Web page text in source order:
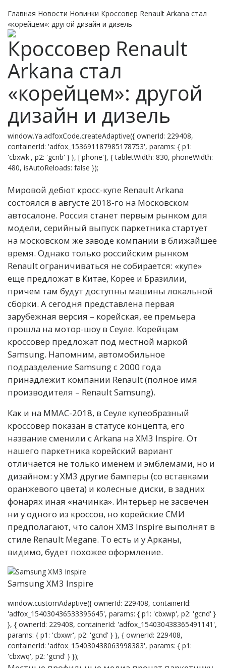
Главная Новости Новинки Кроссовер Renault Arkana стал
«корейцем»: другой дизайн и дизель
Кроссовер Renault
Arkana стал
«корейцем»: другой
дизайн и дизель
window.Ya.adfoxCode.createAdaptive({ ownerId: 229408,
containerId: 'adfox_153691187985178753', params: { p1:
'cbxwk', p2: 'gcnb' } }, ['phone'], { tabletWidth: 830, phoneWidth:
480, isAutoReloads: false });
Мировой дебют кросс-купе Renault Arkana
состоялся в августе 2018-го на Московском
автосалоне. Россия станет первым рынком для
модели, серийный выпуск паркетника стартует
на московском же заводе компании в ближайшее
время. Однако только российским рынком
Renault ограничиваться не собирается: «купе»
еще предложат в Китае, Корее и Бразилии,
причем там будут доступны машины локальной
сборки. А сегодня представлена первая
зарубежная версия – корейская, ее премьера
прошла на мотор-шоу в Сеуле. Корейцам
кроссовер предложат под местной маркой
Samsung. Напомним, автомобильное
подразделение Samsung с 2000 года
принадлежит компании Renault (полное имя
производителя – Renault Samsung).
Как и на ММАС-2018, в Сеуле купеобразный
кроссовер показан в статусе концепта, его
название сменили с Arkana на XM3 Inspire. От
нашего паркетника корейский вариант
отличается не только именем и эмблемами, но и
дизайном: у XM3 другие бамперы (со вставками
оранжевого цвета) и колесные диски, в задних
фонарях иная «начинка». Интерьер не засвечен
ни у одного из кроссов, но корейские СМИ
предполагают, что салон XM3 Inspire выполнят в
стиле Renault Megane. То есть и у Арканы,
видимо, будет похожее оформление.
Samsung XM3 Inspire
window.customAdaptive({ ownerId: 229408, containerId:
'adfox_154030436533395645', params: { p1: 'cbxwp', p2: 'gcnd' }
}, { ownerId: 229408, containerId: 'adfox_154030438365491141',
params: { p1: 'cbxwr', p2: 'gcnd' } }, { ownerId: 229408,
containerId: 'adfox_154030438063998383', params: { p1:
'cbxwq', p2: 'gcnd' } });